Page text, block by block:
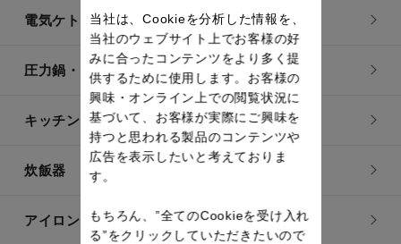
電気ケトル
圧力鍋・電気圧力鍋
キッチン用品
炊飯器
アイロン・衣類スチーマー
当社は、Cookieを分析した情報を、
当社のウェブサイト上でお客様の好
みに合ったコンテンツをより多く提
供するために使用します。お客様の
興味・オンライン上での閲覧状況に
基づいて、お客様が実際にご興味を
持つと思われる製品のコンテンツや
広告を表示したいと考えておりま
す。
もちろん、”全てのCookieを受け入れ
る”をクリックしていただきたいので